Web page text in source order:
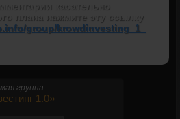
касательно
плана нажмите эту ссылку
group/krowdinvesting_1_
группа
1.0»